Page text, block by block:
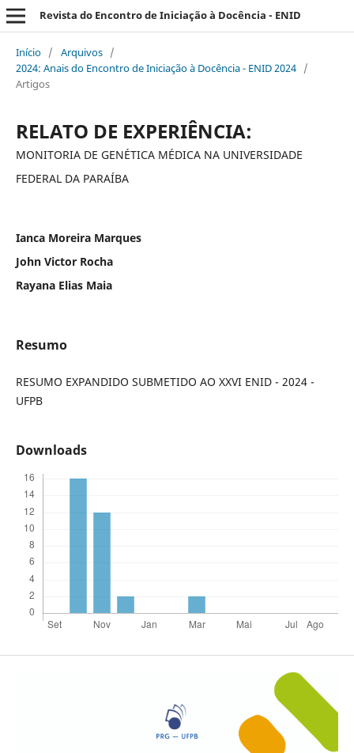
Revista do Encontro de Iniciação à Docência - ENID
Início / Arquivos /
2024: Anais do Encontro de Iniciação à Docência - ENID 2024 /
Artigos
RELATO DE EXPERIÊNCIA:
MONITORIA DE GENÉTICA MÉDICA NA UNIVERSIDADE
FEDERAL DA PARAÍBA
Ianca Moreira Marques
John Victor Rocha
Rayana Elias Maia
Resumo
RESUMO EXPANDIDO SUBMETIDO AO XXVI ENID - 2024 -
UFPB
Downloads